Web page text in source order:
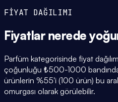
FİYAT DAĞILIMI
Fiyatlar nerede
Parfüm kategorisinde fiyat
çoğunluğu ₺500-1000
ürünlerin %55'i (100 ürün) bu
omurgası olarak görülebilir.